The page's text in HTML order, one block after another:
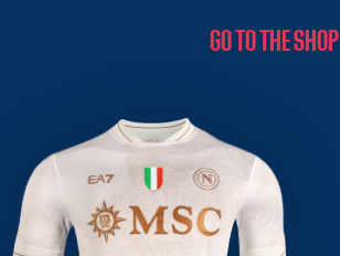
GO TO THE SHOP